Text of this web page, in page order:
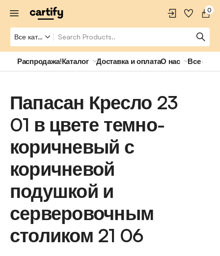
0
Распродажа!Каталог Доставка и оплатаО нас Все о
Папасан Кресло 23
01 в цвете темно-
коричневый с
коричневой
подушкой и
серверовочным
столиком 21 06